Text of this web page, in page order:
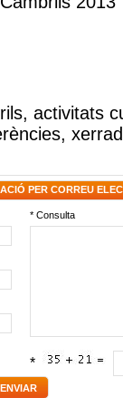
, activitats
,
PER CORREU
* Consulta
*